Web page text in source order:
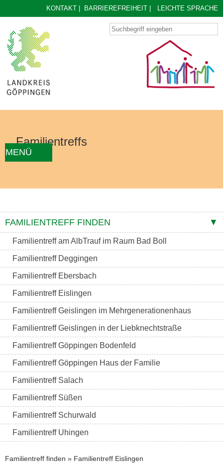
KONTAKT BARRIEREFREIHEIT LEICHTE SPRACHE
MENÜ
KONZEPT KONTAKTE
Familientreffs
FAMILIENTREFF FINDEN
Familientreff am AlbTrauf im Raum Bad Boll
Familientreff Deggingen
Familientreff Ebersbach
Familientreff Eislingen
Familientreff Geislingen im Mehrgenerationenhaus
Familientreff Geislingen in der Liebknechtstraße
Familientreff Göppingen Bodenfeld
Familientreff Göppingen Haus der Familie
Familientreff Salach
Familientreff Süßen
Familientreff Schurwald
Familientreff Uhingen
Familientreff finden » Familientreff Eislingen